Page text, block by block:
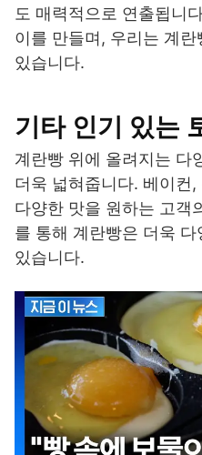
도 매력적으로 연출됩니
이를 만들며, 우리는 계
있습니다.
기타 인기 있는
계란빵 위에 올려지는 다
더욱 넓혀줍니다. 베이컨
다양한 맛을 원하는 고객
를 통해 계란빵은 더욱
있습니다.